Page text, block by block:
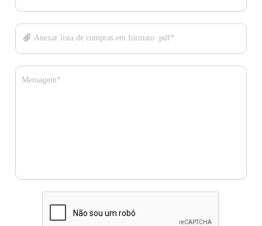
Anexar lista de compras em formato .pdf*
Mensagem*